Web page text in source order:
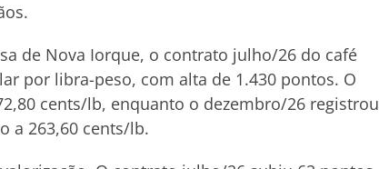
de Nova Iorque, o contrato julho/26 do café
por libra-peso, com alta de 1.430 pontos. O
cents/lb, enquanto o dezembro/26 registrou
a 263,60 cents/lb.